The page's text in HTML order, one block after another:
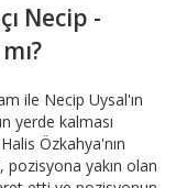
Necip -
ile Necip Uysal'ın
yerde kalması
Özkahya'nın
pozisyona yakın olan